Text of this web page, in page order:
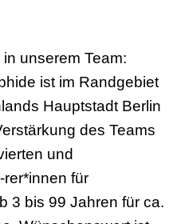
unserem Team:
ist im Randgebiet
Hauptstadt Berlin
des Teams
und
für
3 bis 99 Jahren für ca.